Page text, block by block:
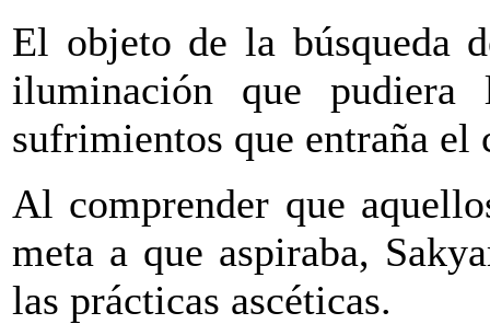
El objeto de la búsqueda
iluminación que
sufrimientos que entraña
Al comprender que
meta a que aspiraba,
las prácticas ascéticas.